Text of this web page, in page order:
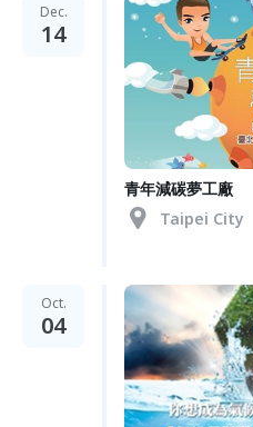
Dec.
14
青年減碳夢工廠
Taipei City
Oct.
04